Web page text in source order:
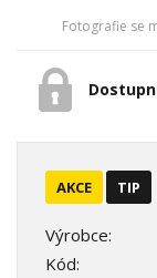
Fotografie se
AKCE TIP
Výrobce:
Kód: